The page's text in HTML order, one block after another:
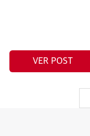
VER POST